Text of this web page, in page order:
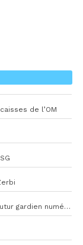
de l’OM
Restes, Atubolu, Bulka… L’OM galère pour son futur gardien numéro 1